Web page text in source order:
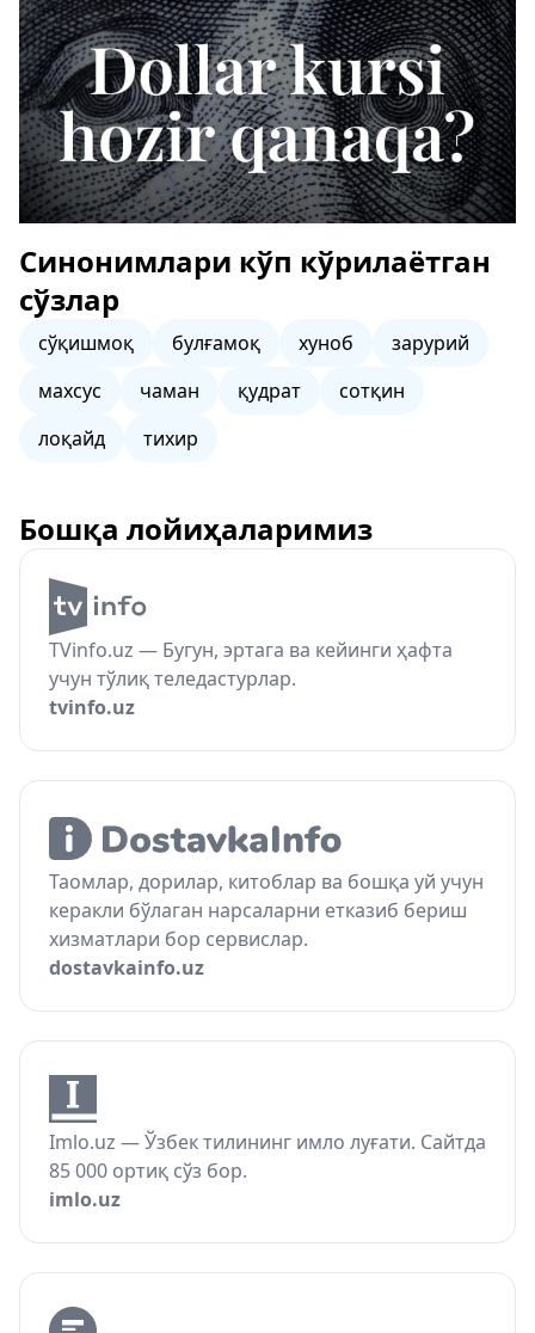
Синонимлари кўп кўрилаётган
сўзлар
сўқишмоқ булғамоқ хуноб
зарурий
махсус
чаман қудрат
сотқин
лоқайд
тихир
Бошқа лойиҳаларимиз
TVinfo.uz — Бугун, эртага ва кейинги ҳафта
учун тўлиқ теледастурлар.
tvinfo.uz
Таомлар, дорилар, китоблар ва бошқа уй учун
керакли бўлаган нарсаларни етказиб бериш
хизматлари бор сервислар.
dostavkainfo.uz
Imlo.uz — Ўзбек тилининг имло луғати. Сайтда
85 000 ортиқ сўз бор.
imlo.uz